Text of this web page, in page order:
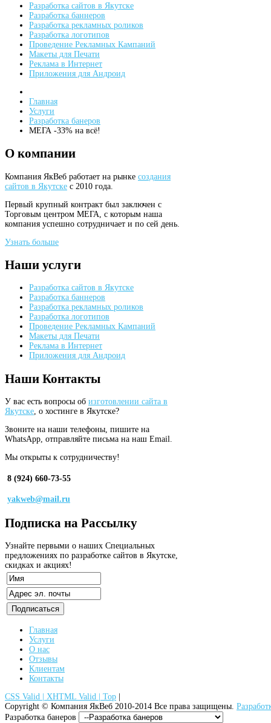
Разработка сайтов в Якутске
Разработка баннеров
Разработка рекламных роликов
Разработка логотипов
Проведение Рекламных Кампаний
Макеты для Печати
Реклама в Интернет
Приложения для Андроид
Главная
Услуги
Разработка банеров
МЕГА -33% на всё!
О компании
Компания ЯкВеб работает на рынке создания
сайтов в Якутске с 2010 года.
Первый крупный контракт был заключен с
Торговым центром МЕГА, с которым наша
компания успешно сотрудничает и по сей день.
Узнать больше
Наши услуги
Разработка сайтов в Якутске
Разработка баннеров
Разработка рекламных роликов
Разработка логотипов
Проведение Рекламных Кампаний
Макеты для Печати
Реклама в Интернет
Приложения для Андроид
Наши Контакты
У вас есть вопросы об изготовлении сайта в
Якутске, о хостинге в Якутске?
Звоните на наши телефоны, пишите на
WhatsApp, отправляйте письма на наш Email.
Мы открыты к сотрудничеству!
8 (924) 660-73-55
yakweb@mail.ru
Подписка на Рассылку
Узнайте первыми о наших Специальных
предложениях по разработке сайтов в Якутске,
скидках и акциях!
Главная
Услуги
О нас
Отзывы
Клиентам
Контакты
CSS Valid | XHTML Valid | Top
Copyright © Компания ЯкВеб 2010-2014 Все права защищены.
Разработка банеров